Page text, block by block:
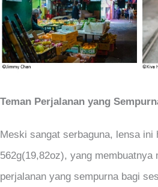
Teman Perjalanan yang
Meski sangat serbaguna, lensa ini
562g(19,82oz), yang membuatnya
perjalanan yang sempurna bagi